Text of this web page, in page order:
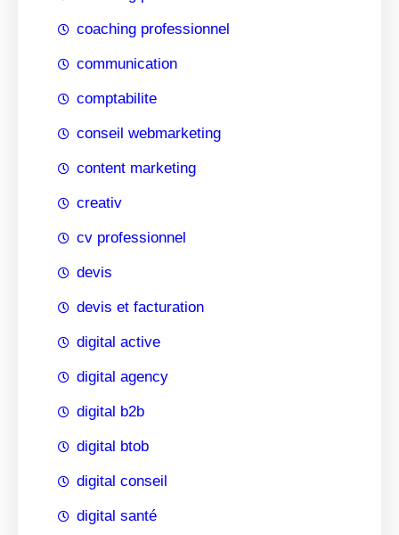
coaching professionnel
communication
comptabilite
conseil webmarketing
content marketing
creativ
cv professionnel
devis
devis et facturation
digital active
digital agency
digital b2b
digital btob
digital conseil
digital santé